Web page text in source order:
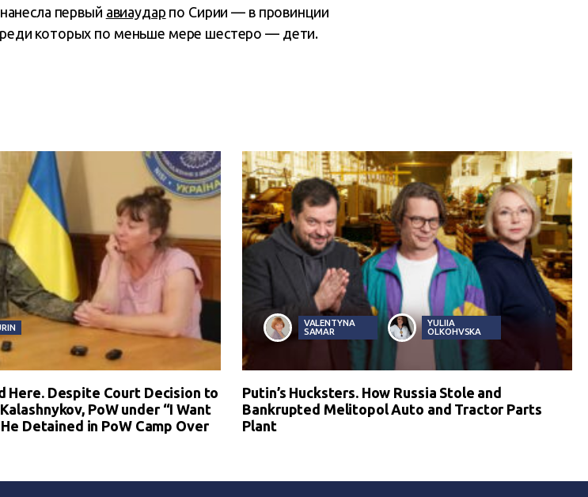
первый авиаудар по Сирии — в провинции
которых по меньше мере шестеро — дети.
Here. Despite Court Decision to
PoW under “I Want
Detained in PoW Camp Over
VALENTYNA
SAMAR
YULIIA
OLKOHVSKA
Putin’s Hucksters. How Russia Stole and
Bankrupted Melitopol Auto and Tractor Parts
Plant